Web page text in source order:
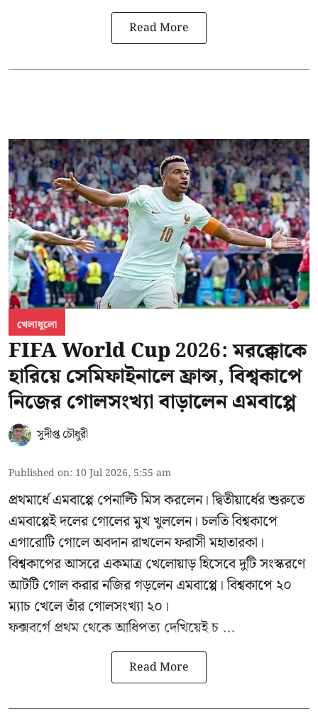
Read More
খেলাধুলো
FIFA World Cup 2026: মরক্কোকে
হারিয়ে সেমিফাইনালে ফ্রান্স, বিশ্বকাপে
নিজের গোলসংখ্যা বাড়ালেন এমবাপ্পে
সুদীপ্ত চৌধুরী
Published on: 10 Jul 2026, 5:55 am
প্রথমার্ধে এমবাপ্পে পেনাল্টি মিস করলেন। দ্বিতীয়ার্ধের শুরুতে
এমবাপ্পেই দলের গোলের মুখ খুললেন। চলতি বিশ্বকাপে
এগারোটি গোলে অবদান রাখলেন ফরাসী মহাতারকা।
বিশ্বকাপের আসরে একমাত্র খেলোয়াড় হিসেবে দুটি সংস্করণে
আটটি গোল করারনজির গড়লেন এমবাপ্পে। বিশ্বকাপে ২০
ম্যাচ খেলে তাঁর গোলসংখ্যা ২০।
ফক্সবর্গে প্রথম থেকে আধিপত্য দেখিয়েই চ ...
Read More